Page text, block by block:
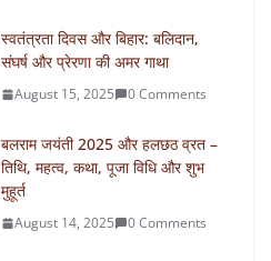
स्वतंत्रता दिवस और बिहार: बलिदान,
संघर्ष और प्रेरणा की अमर गाथा
August 15, 2025 0 Comments
बलराम जयंती 2025 और हलछठ व्रत –
तिथि, महत्व, कथा, पूजा विधि और शुभ
मुहूर्त
August 14, 2025 0 Comments